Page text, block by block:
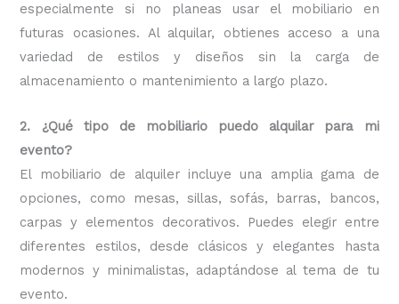
especialmente si no planeas usar el mobiliario en
futuras ocasiones. Al alquilar, obtienes acceso a una
variedad de estilos y diseños sin la carga de
almacenamiento o mantenimiento a largo plazo.
2. ¿Qué tipo de mobiliario puedo alquilar para mi
evento?
El mobiliario de alquiler incluye una amplia gama de
opciones, como mesas, sillas, sofás, barras, bancos,
carpas y elementos decorativos. Puedes elegir entre
diferentes estilos, desde clásicos y elegantes hasta
modernos y minimalistas, adaptándose al tema de tu
evento.